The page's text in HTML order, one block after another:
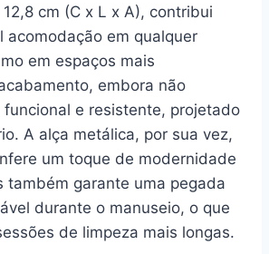
cm (C x L x A), contribui
acomodação em qualquer
em espaços mais
embora não
e resistente, projetado
A alça metálica, por sua vez,
um toque de modernidade
também garante uma pegada
durante o manuseio, o que
de limpeza mais longas.